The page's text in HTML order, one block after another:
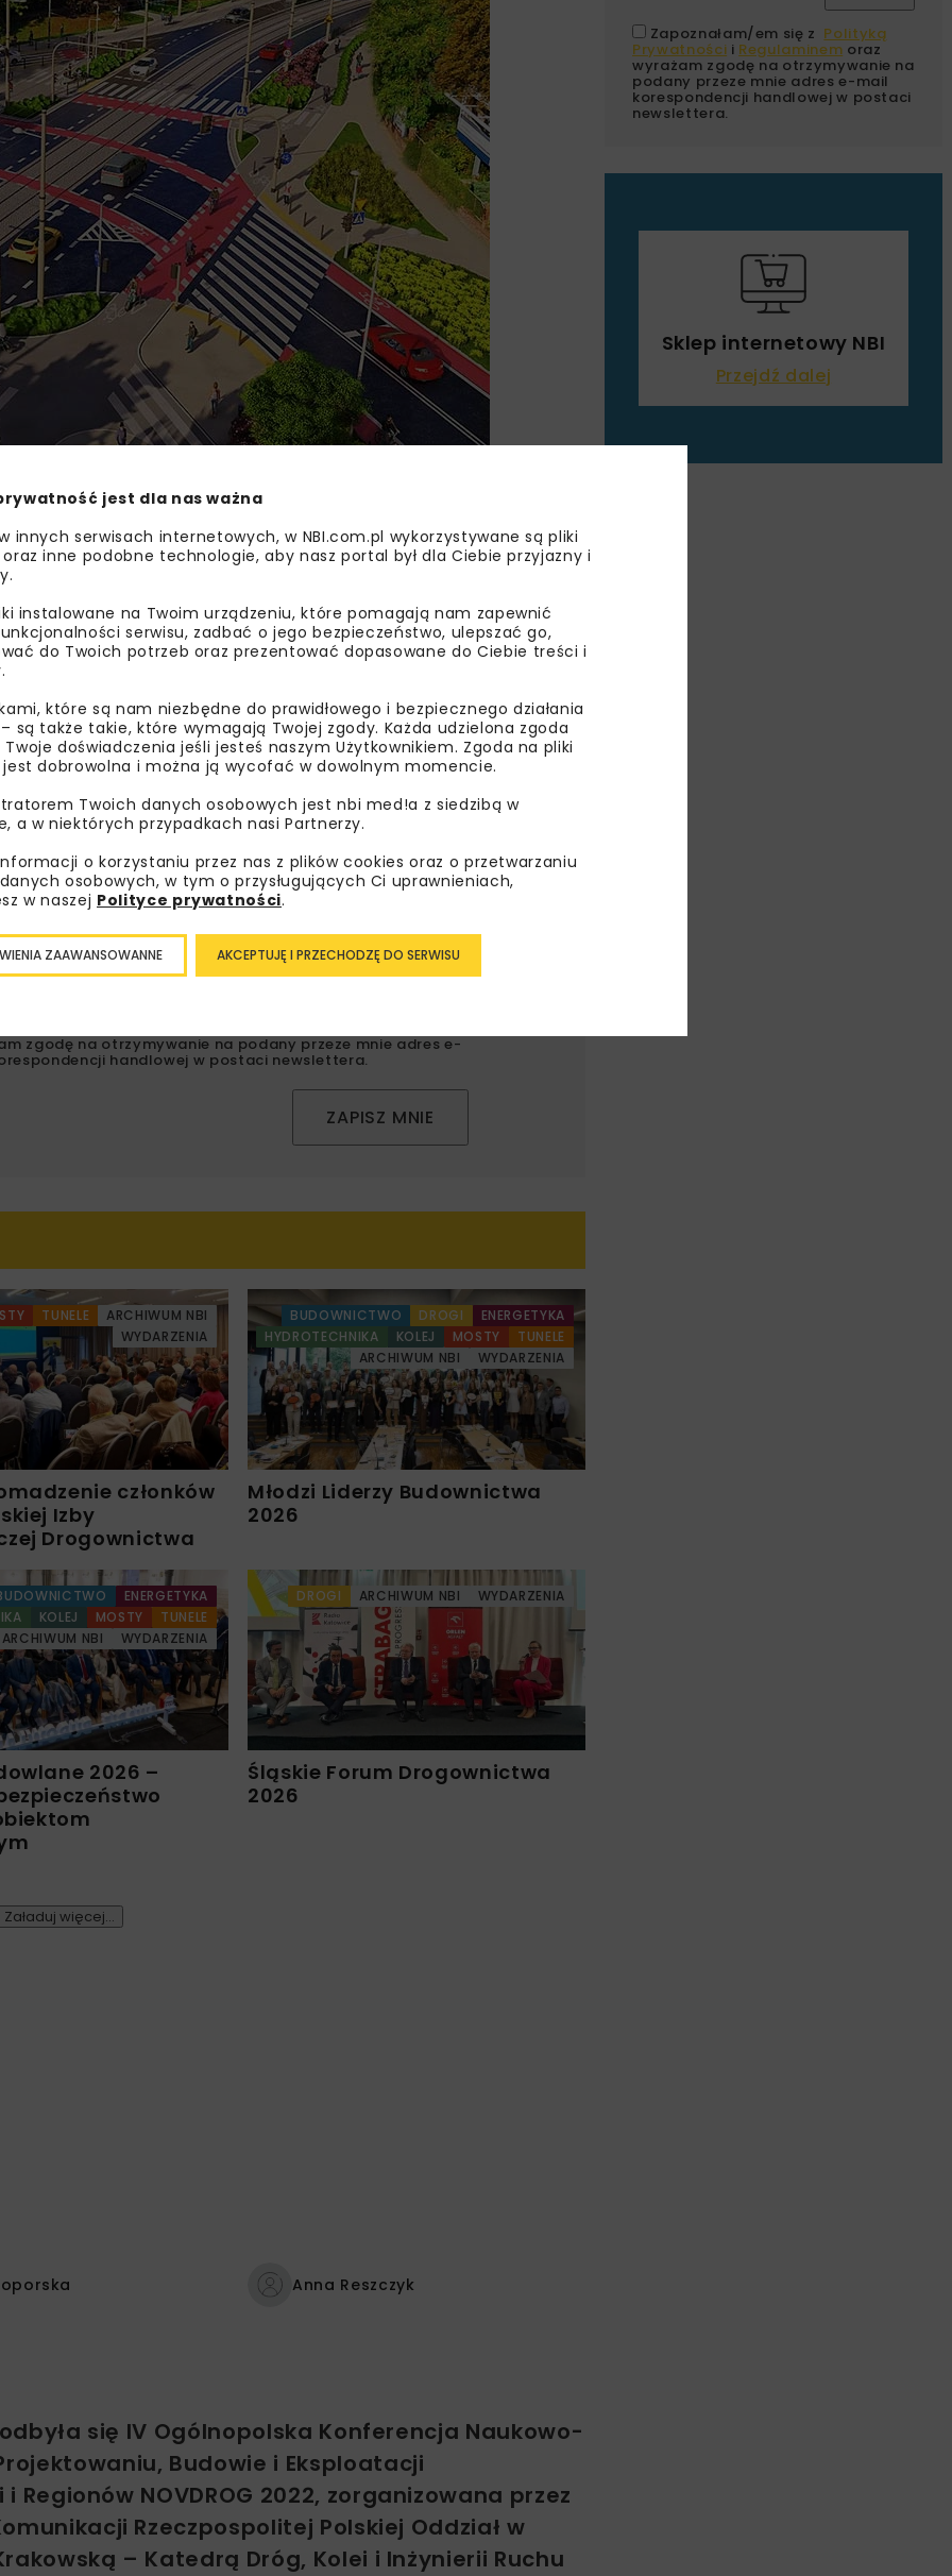
BUDOWA DRÓG
wiedzieć więcej?
się do newslettera aby otrzymywać od nas
informacje branżowe, zaproszenia na
atrakcyjne oferty i dedykowane akcje
zgodę na otrzymywanie na podany przeze mnie adres e-
handlowej w postaci newslettera.
ZAPISZ MNIE
TUNELE
ARCHIWUM NBI
WYDARZENIA
członków
Izby
Drogownictwa
BUDOWNICTWO DROGI
ENERGETYKA
HYDROTECHNIKA
KOLEJ MOSTY
TUNELE
ARCHIWUM NBI
WYDARZENIA
Młodzi Liderzy Budownictwa
2026
ENERGETYKA
KOLEJ MOSTY
TUNELE
ARCHIWUM NBI
WYDARZENIA
2026 –
DROGI ARCHIWUM NBI WYDARZENIA
Śląskie Forum Drogownictwa
2026
Załaduj więcej...
Anna Reszczyk
się IV Ogólnopolska Konferencja Naukowo-
Budowie i Eksploatacji
NOVDROG 2022, zorganizowana przez
Rzeczpospolitej Polskiej Oddział w
– Katedrą Dróg, Kolei i Inżynierii Ruchu
Zapoznałam/em się z Polityką
Prywatności i Regulaminem oraz
wyrażam zgodę na otrzymywanie na
podany przeze mnie adres e-mail
korespondencji handlowej w postaci
newslettera.
Sklep internetowy NBI
Przejdź dalej
jest dla nas ważna
innych serwisach internetowych, w NBI.com.pl wykorzystywane są pliki
inne podobne technologie, aby nasz portal był dla Ciebie przyjazny i
instalowane na Twoim urządzeniu, które pomagają nam zapewnić
serwisu, zadbać o jego bezpieczeństwo, ulepszać go,
do Twoich potrzeb oraz prezentować dopasowane do Ciebie treści i
które są nam niezbędne do prawidłowego i bezpiecznego działania
są także takie, które wymagają Twojej zgody. Każda udzielona zgoda
doświadczenia jeśli jesteś naszym Użytkownikiem. Zgoda na pliki
dobrowolna i można ją wycofać w dowolnym momencie.
Twoich danych osobowych jest nbi med!a z siedzibą w
a w niektórych przypadkach nasi Partnerzy.
o korzystaniu przez nas z plików cookies oraz o przetwarzaniu
osobowych, w tym o przysługujących Ci uprawnieniach,
w naszej Polityce prywatności.
AKCEPTUJĘ I PRZECHODZĘ DO SERWISU
ZAAWANSOWANNE